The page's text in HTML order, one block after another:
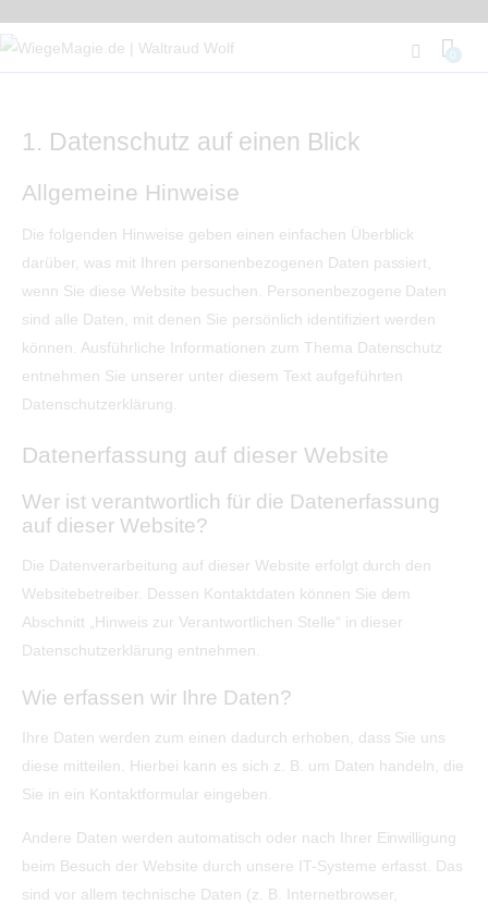
1. Datenschutz auf einen Blick
Allgemeine Hinweise
Die folgenden Hinweise geben einen einfachen Überblick
darüber, was mit Ihren personenbezogenen Daten passiert,
wenn Sie diese Website besuchen. Personenbezogene Daten
sind alle Daten, mit denen Sie persönlich identifiziert werden
können. Ausführliche Informationen zum Thema Datenschutz
entnehmen Sie unserer unter diesem Text aufgeführten
Datenschutzerklärung.
Datenerfassung auf dieser Website
Wer ist verantwortlich für die Datenerfassung
auf dieser Website?
Die Datenverarbeitung auf dieser Website erfolgt durch den
Websitebetreiber. Dessen Kontaktdaten können Sie dem
Abschnitt „Hinweis zur Verantwortlichen Stelle“ in dieser
Datenschutzerklärung entnehmen.
Wie erfassen wir Ihre Daten?
Ihre Daten werden zum einen dadurch erhoben, dass Sie uns
diese mitteilen. Hierbei kann es sich z. B. um Daten handeln, die
Sie in ein Kontaktformular eingeben.
Andere Daten werden automatisch oder nach Ihrer Einwilligung
beim Besuch der Website durch unsere IT-Systeme erfasst. Das
sind vor allem technische Daten (z. B. Internetbrowser,